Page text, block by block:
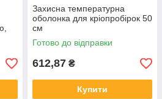
Захисна температурна
оболонка для кріопробірок 50
см
Готово до відправки
612,87 ₴
Купити